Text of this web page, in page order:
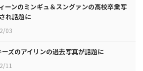
ーンのミンギュ＆スングァンの高校卒業写
れ話題に
03
ズのアイリンの過去写真が話題に
11